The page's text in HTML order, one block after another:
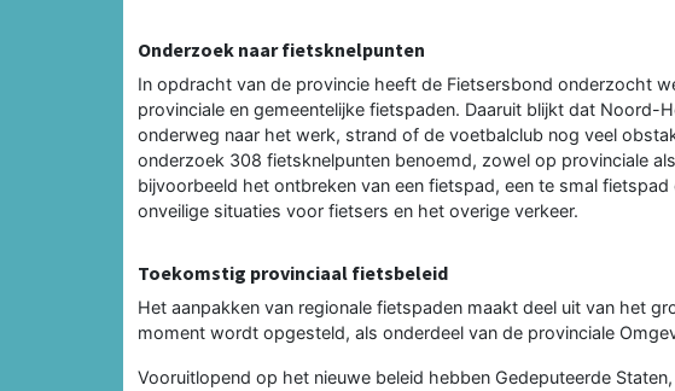
Onderzoek naar fietsknelpunten
In opdracht van de provincie heeft de Fietsersbond onderzocht
provinciale en gemeentelijke fietspaden. Daaruit blijkt dat Noord-
onderweg naar het werk, strand of de voetbalclub nog veel
onderzoek 308 fietsknelpunten benoemd, zowel op provinciale
bijvoorbeeld het ontbreken van een fietspad, een te smal
onveilige situaties voor fietsers en het overige verkeer.
Toekomstig provinciaal fietsbeleid
Het aanpakken van regionale fietspaden maakt deel uit van het
moment wordt opgesteld, als onderdeel van de provinciale
Vooruitlopend op het nieuwe beleid hebben Gedeputeerde